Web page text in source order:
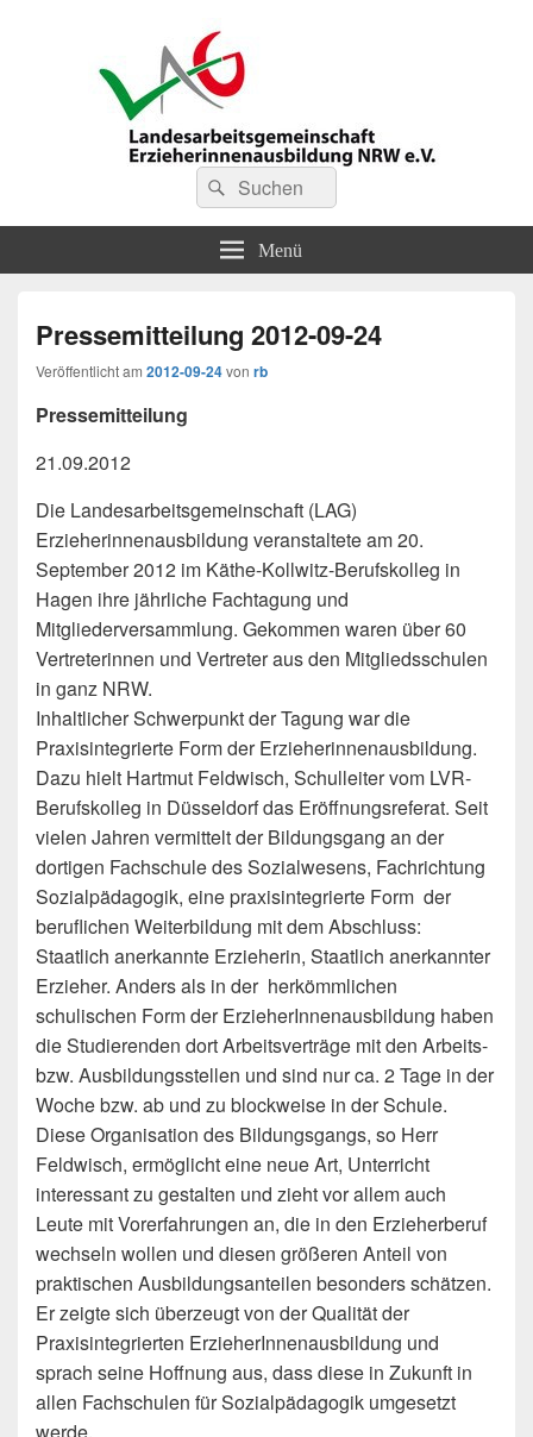
LAG Erzieherinnenausbildung
NRW
Suchen
nach:
Suchen
Menü
Pressemitteilung 2012-09-24
Veröffentlicht am 2012-09-24von rb
Pressemitteilung
21.09.2012
Die Landesarbeitsgemeinschaft (LAG)
Erzieherinnenausbildung veranstaltete am 20.
September 2012 im Käthe-Kollwitz-Berufskolleg in
Hagen ihre jährliche Fachtagung und
Mitgliederversammlung. Gekommen waren über 60
Vertreterinnen und Vertreter aus den Mitgliedsschulen
in ganz NRW.
Inhaltlicher Schwerpunkt der Tagung war die
Praxisintegrierte Form der Erzieherinnenausbildung.
Dazu hielt Hartmut Feldwisch, Schulleiter vom LVR-
Berufskolleg in Düsseldorf das Eröffnungsreferat. Seit
vielen Jahren vermittelt der Bildungsgang an der
dortigen Fachschule des Sozialwesens, Fachrichtung
Sozialpädagogik, eine praxisintegrierte Form der
beruflichen Weiterbildung mit dem Abschluss:
Staatlich anerkannte Erzieherin, Staatlich anerkannter
Erzieher. Anders als in der herkömmlichen
schulischen Form der ErzieherInnenausbildung haben
die Studierenden dort Arbeitsverträge mit den Arbeits-
bzw. Ausbildungsstellen und sind nur ca. 2 Tage in der
Woche bzw. ab und zu blockweise in der Schule.
Diese Organisation des Bildungsgangs, so Herr
Feldwisch, ermöglicht eine neue Art, Unterricht
interessant zu gestalten und zieht vor allem auch
Leute mit Vorerfahrungen an, die in den Erzieherberuf
wechseln wollen und diesen größeren Anteil von
praktischen Ausbildungsanteilen besonders schätzen.
Er zeigte sich überzeugt von der Qualität der
Praxisintegrierten ErzieherInnenausbildung und
sprach seine Hoffnung aus, dass diese in Zukunft in
allen Fachschulen für Sozialpädagogik umgesetzt